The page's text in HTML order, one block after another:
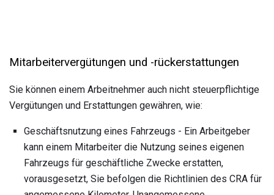
Mitarbeitervergütungen und -rückerstattungen
Sie können einem Arbeitnehmer auch nicht steuerpflichtige
Vergütungen und Erstattungen gewähren, wie:
Geschäftsnutzung eines Fahrzeugs - Ein Arbeitgeber
kann einem Mitarbeiter die Nutzung seines eigenen
Fahrzeugs für geschäftliche Zwecke erstatten,
vorausgesetzt, Sie befolgen die Richtlinien des CRA für